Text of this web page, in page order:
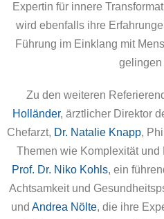
Expertin für innere
wird ebenfalls ihre
Führung im Einklang mit
gelingen
Zu den weiteren
Holländer, ärztlicher Direktor
Chefarzt, Dr. Natalie Knapp,
Themen wie Komplexität
Prof. Dr. Niko Kohls, ein
Achtsamkeit und
und Andrea Nölte, die ihre